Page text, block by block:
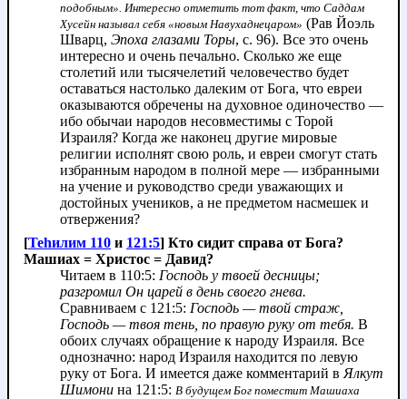
подобным». Интересно отметить тот факт, что Саддам
Хусейн называл себя «новым Навухаднецаром» (Рав Йоэль
Шварц, Эпоха глазами Торы, с. 96). Все это очень
интересно и очень печально. Сколько же еще
столетий или тысячелетий человечество будет
оставаться настолько далеким от Бога, что евреи
оказываются обречены на духовное одиночество —
ибо обычаи народов несовместимы с Торой
Израиля? Когда же наконец другие мировые
религии исполнят свою роль, и евреи смогут стать
избранным народом в полной мере — избранными
на учение и руководство среди уважающих и
достойных учеников, а не предметом насмешек и
отвержения?
[Теhилим 110 и 121:5] Кто сидит справа от Бога?
Машиах = Христос = Давид?
Читаем в 110:5: Господь у твоей десницы;
разгромил Он царей в день своего гнева.
Сравниваем с 121:5: Господь — твой страж,
Господь — твоя тень, по правую руку от тебя. В
обоих случаях обращение к народу Израиля. Все
однозначно: народ Израиля находится по левую
руку от Бога. И имеется даже комментарий в Ялкут
Шимони на 121:5: В будущем Бог поместит Машиаха